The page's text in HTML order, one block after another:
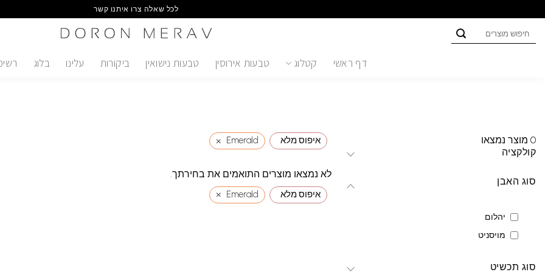
to
content
לכל שאלה צרו איתנו קשר
דף ראשי קטלוג טבעות אירוסין טבעות נישואין ביקורות עלינו בלוג
0 מוצר נמצאו
קולקציה
סוג האבן
יהלום
מויסניט
סוג תכשיט
איפוס מלא Emerald
×
לא נמצאו מוצרים התואמים את בחירתך.
איפוס מלא Emerald
×